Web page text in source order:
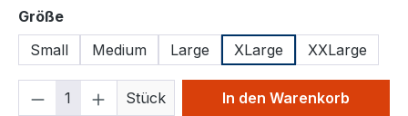
Größeauswählen
Small
Medium Large XLarge XXLarge
Produkt Anzahl: Gib den
Stück In den Warenkorb